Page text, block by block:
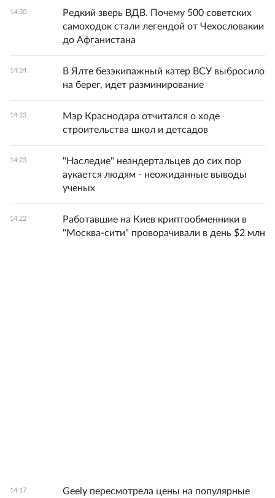
14:30
Редкий зверь ВДВ. Почему 500 советских
самоходок стали легендой от Чехословакии
до Афганистана
14:24
В Ялте безэкипажный катер ВСУ выбросило
на берег, идет разминирование
14:23
Мэр Краснодара отчитался о ходе
строительства школ и детсадов
14:23
"Наследие" неандертальцев до сих пор
аукается людям - неожиданные выводы
ученых
14:22
Работавшие на Киев криптообменники в
"Москва-сити" проворачивали в день $2 млн
14:17
Geely пересмотрела цены на популярные